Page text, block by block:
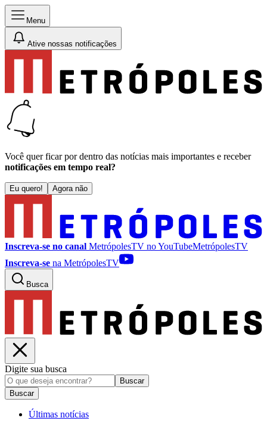
Menu
Ative nossas notificações
Você quer ficar por dentro das notícias mais importantes e receber
notificações em tempo real?
Eu quero! Agora não
Inscreva-se no canal MetrópolesTV noYouTubeMetrópolesTV
Inscreva-se na MetrópolesTV
Busca
Digite sua busca
Buscar
Buscar
Últimas notícias